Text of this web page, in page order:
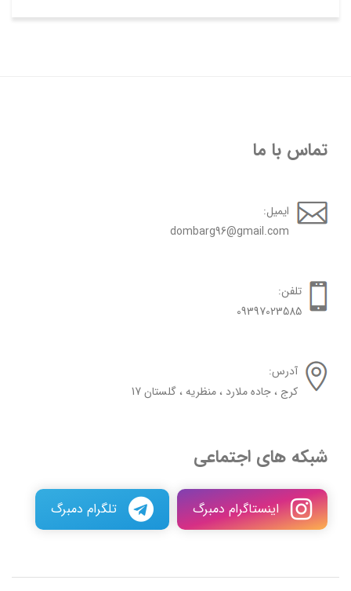
تماس با ما
ایمیل:
dombarg96@gmail.com
تلفن:
09397023585
آدرس:
کرج ، جاده ملارد ، منظریه ، گلستان 17
شبکه های اجتماعی
اینستاگرام دمبرگ تلگرام دمبرگ